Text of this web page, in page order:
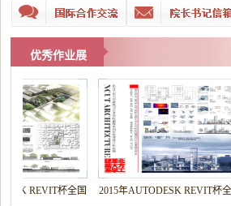
优秀作业展
REVIT杯全国 2015年AUTODESK REVIT杯全国